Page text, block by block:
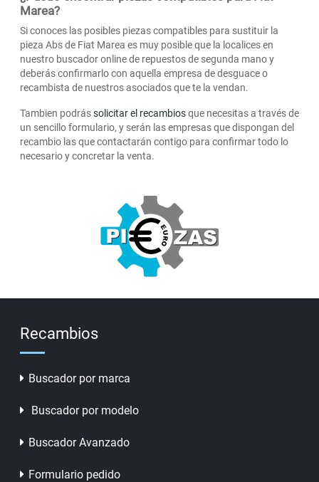
Marea?
Si conoces las posibles piezas compatibles para sustituir la
pieza Abs de Fiat Marea es muy posible que la localices en
nuestro buscador online de repuestos de segunda mano y
deberás confirmarlo con aquella empresa de desguace o
recambista de nuestros asociados que te la vendan.
Tambien podrássolicitar el recambiosque necesitas a través de
un sencillo formulario, y serán las empresas que dispongan del
recambio las que contactarán contigo para confirmar todo lo
necesario y concretar la venta.
Recambios
Buscador por marca
Buscador por modelo
Buscador Avanzado
Formulario pedido